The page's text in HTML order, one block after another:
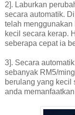
2]. Laburkan
secara automatik.
telah
kecil secara kerap.
seberapa cepat ia
3]. Secara
sebanyak RM5/
berulang yang kecil
anda